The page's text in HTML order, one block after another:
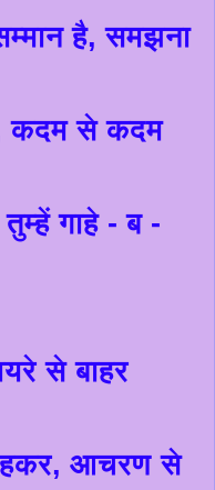
है,समझना
कदम से कदम
तुम्हें गाहे - ब -
से बाहर
, आचरण से